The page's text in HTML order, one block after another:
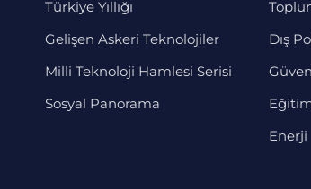
Türkiye Yıllığı
Gelişen Askeri Teknolojiler
Milli Teknoloji Hamlesi Serisi
Sosyal Panorama
Dış
Enerji